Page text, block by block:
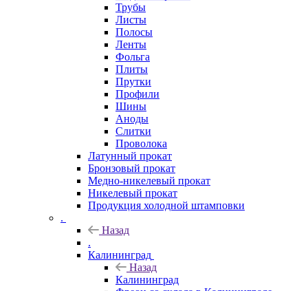
Трубы
Листы
Полосы
Ленты
Фольга
Плиты
Прутки
Профили
Шины
Аноды
Слитки
Проволока
Латунный прокат
Бронзовый прокат
Медно-никелевый прокат
Никелевый прокат
Продукция холодной штамповки
.
Назад
.
Калининград
Назад
Калининград